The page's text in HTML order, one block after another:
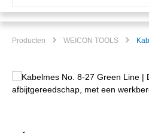
Producten WEICON TOOLS
Afbeeldingengalerij overslaan